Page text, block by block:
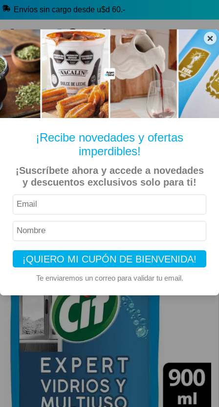
×
¡Recibe novedades y ofertas
imperdibles!
¡Suscríbete ahora y accede a novedades
y descuentos exclusivos solo para ti!
¡QUIERO MI CUPÓN DE BIENVENIDA!
Te enviaremos un correo para validar tu email.
Envíos sin cargo desde u$d 60.-
🔥 Alfajores y Golosinas
🧉 Clásicos argentinos 🏷️ Todas las categorías
Inicio Productos de Limpieza
CIF – Limpia Vidrios Y Multiuso 900ml
9% OFF